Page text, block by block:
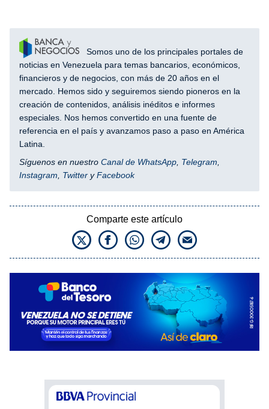
Somos uno de los principales portales de
noticias en Venezuela para temas bancarios, económicos,
financieros y de negocios, con más de 20 años en el
mercado. Hemos sido y seguiremos siendo pioneros en la
creación de contenidos, análisis inéditos e informes
especiales. Nos hemos convertido en una fuente de
referencia en el país y avanzamos paso a paso en América
Latina.
Síguenos en nuestro Canal de WhatsApp Telegram
Instagram
Twitter yFacebook
Comparte este artículo